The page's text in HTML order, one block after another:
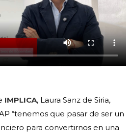
IMPLICA, Laura Sanz de Siria,
“tenemos que pasar de ser un
para convertirnos en una